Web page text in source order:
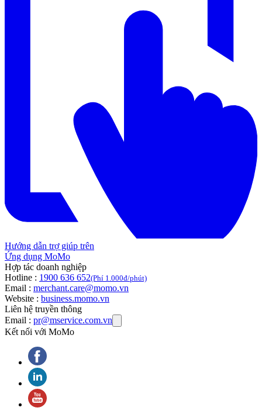
Hướng dẫn trợ giúp trên
Ứng dụng MoMo
Hợp tác doanh nghiệp
Hotline : 1900 636 652(Phí 1.000đ/phút)
Email : merchant.care@momo.vn
Website : business.momo.vn
Liên hệ truyền thông
Email : pr@mservice.com.vn
Kết nối với MoMo